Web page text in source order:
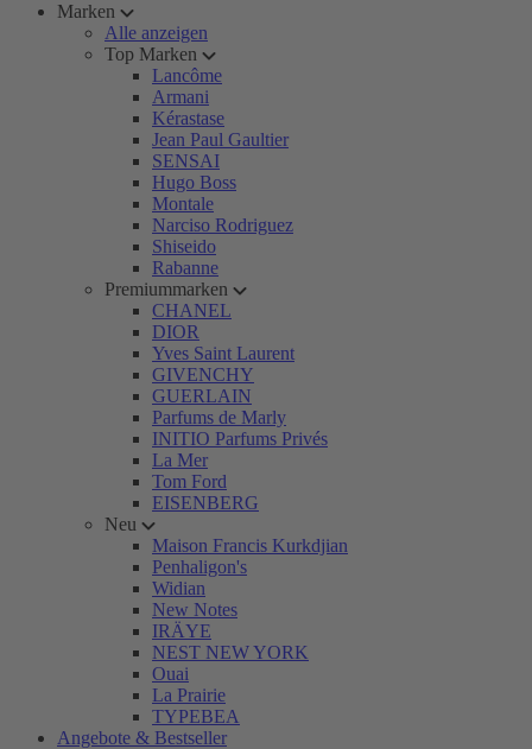
Marken
Alle anzeigen
Top Marken
Lancôme
Armani
Kérastase
Jean Paul Gaultier
SENSAI
Hugo Boss
Montale
Narciso Rodriguez
Shiseido
Rabanne
Premiummarken
CHANEL
DIOR
Yves Saint Laurent
GIVENCHY
GUERLAIN
Parfums de Marly
INITIO Parfums Privés
La Mer
Tom Ford
EISENBERG
Neu
Maison Francis Kurkdjian
Penhaligon's
Widian
New Notes
IRÄYE
NEST NEW YORK
Ouai
La Prairie
TYPEBEA
Angebote & Bestseller